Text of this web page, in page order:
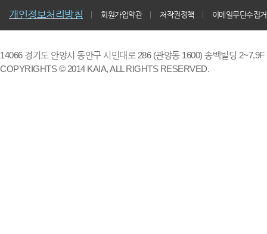
개인정보처리방침 회원가입약관 저작권정책 이메일무단수집
14066 경기도 안양시 동안구 시민대로 286 (관양동 1600) 송백빌딩
COPYRIGHTS © 2014 KAIA, ALL RIGHTS RESERVED.